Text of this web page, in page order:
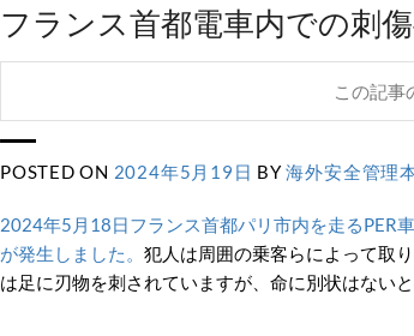
フランス首都電車内での刺
この記事
POSTED ON 2024年5月19日 BY海外安全管理
2024年5月18日フランス首都パリ市内を走るPER
が発生しました。 犯人は周囲の乗客らによって取
は足に刃物を刺されていますが、命に別状はない